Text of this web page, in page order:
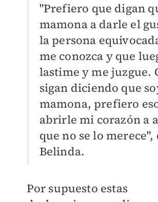
"Prefiero que digan
mamona a darle el
la persona
me conozca y que
lastime y me juzgue.
sigan diciendo que
mamona, prefiero
abrirle mi corazón a
que no se lo
Belinda.
Por supuesto estas